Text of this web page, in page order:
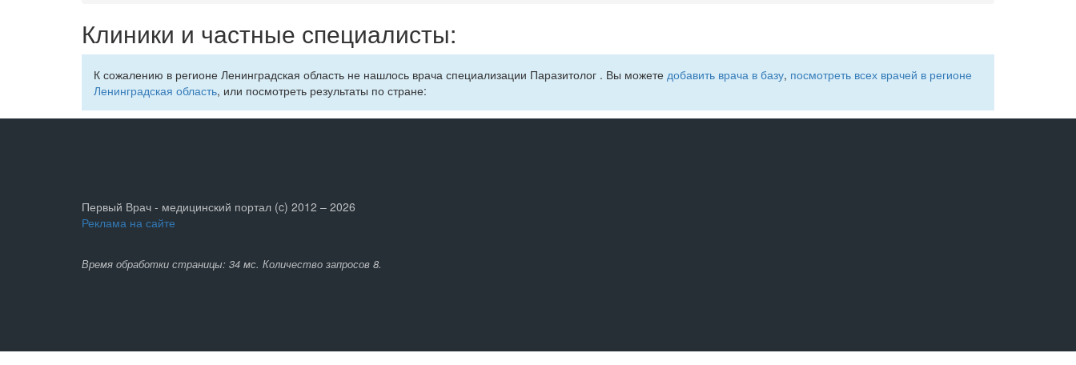
Клиники и частные специалисты:
К сожалению в регионе Ленинградская область не нашлось врача специализации Паразитолог . Вы можете добавить врача в базу, посмотреть всех врачей в регионе
Ленинградская область, или посмотреть результаты по стране:
Первый Врач - медицинский портал (c) 2012 – 2026
Реклама на сайте
Время обработки страницы: 34 мс. Количество запросов 8.